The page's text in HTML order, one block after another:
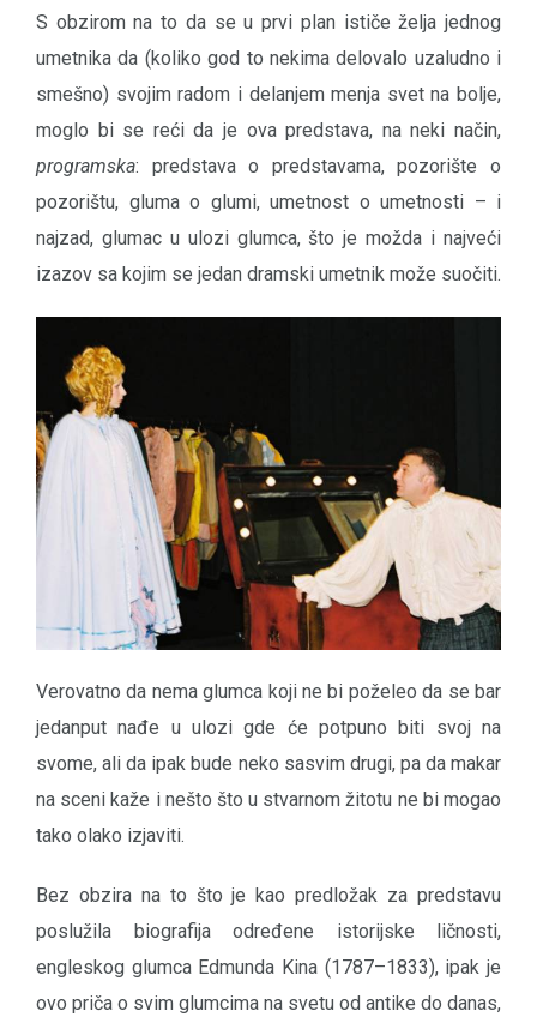
S obzirom na to da se u prvi plan ističe želja jednog
umetnika da (koliko god to nekima delovalo uzaludno i
smešno) svojim radom i delanjem menja svet na bolje,
moglo bi se reći da je ova predstava, na neki način,
programska: predstava o predstavama, pozorište o
pozorištu, gluma o glumi, umetnost o umetnosti – i
najzad, glumac u ulozi glumca, što je možda i najveći
izazov sa kojim se jedan dramski umetnik može suočiti.
Verovatno da nema glumca koji ne bi poželeo da se bar
jedanput nađe u ulozi gde će potpuno biti svoj na
svome, ali da ipak bude neko sasvim drugi, pa da makar
na sceni kaže i nešto što u stvarnom žitotu ne bi mogao
tako olako izjaviti.
Bez obzira na to što je kao predložak za predstavu
poslužila biografija određene istorijske ličnosti,
engleskog glumca Edmunda Kina (1787–1833), ipak je
ovo priča o svim glumcima na svetu od antike do danas,